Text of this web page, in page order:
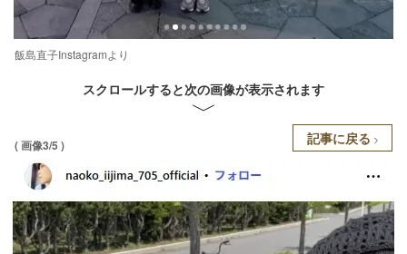
飯島直子Instagramより
スクロールすると次の画像が表示されます
( 画像3/5 ) 記事に戻る